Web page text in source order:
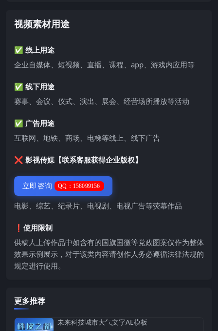
视频素材用途
✅ 线上用途
企业自媒体、短视频、直播、课程、app、游戏内应用等
✅ 线下用途
赛事、会议、仪式、演出、展会、经营场所播放等活动
✅ 广告用途
互联网、地铁、商场、电梯等线上、线下广告
❌ 影视传媒【联系客服获得企业版权】
立即咨询 QQ：158099156
电影、综艺、纪录片、电视剧、电视广告等荧幕作品
❗️使用限制
供稿人上传作品中如含有的国旗国徽等党政图案仅作为整体
效果示例展示，对于该类内容请创作人务必遵循法律法规的
规定进行使用。
更多推荐
未来科技城市大气文字AE模板